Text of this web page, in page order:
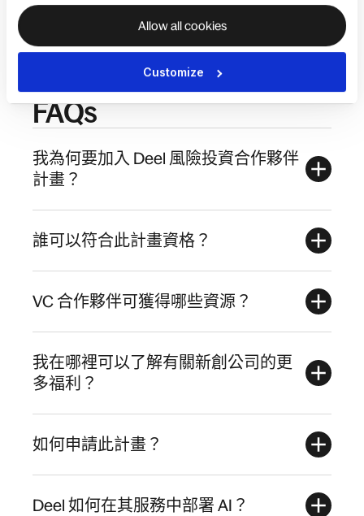
Allow all cookies
Customize
FAQs
我為何要加入 Deel 風險投資合作夥伴
計畫？
誰可以符合此計畫資格？
VC 合作夥伴可獲得哪些資源？
我在哪裡可以了解有關新創公司的更
多福利？
如何申請此計畫？
Deel 如何在其服務中部署 AI？